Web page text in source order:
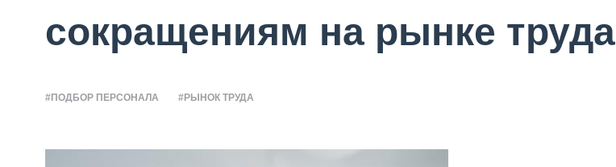
сокращениям на рынке труда
#ПОДБОР ПЕРСОНАЛА #РЫНОК ТРУДА